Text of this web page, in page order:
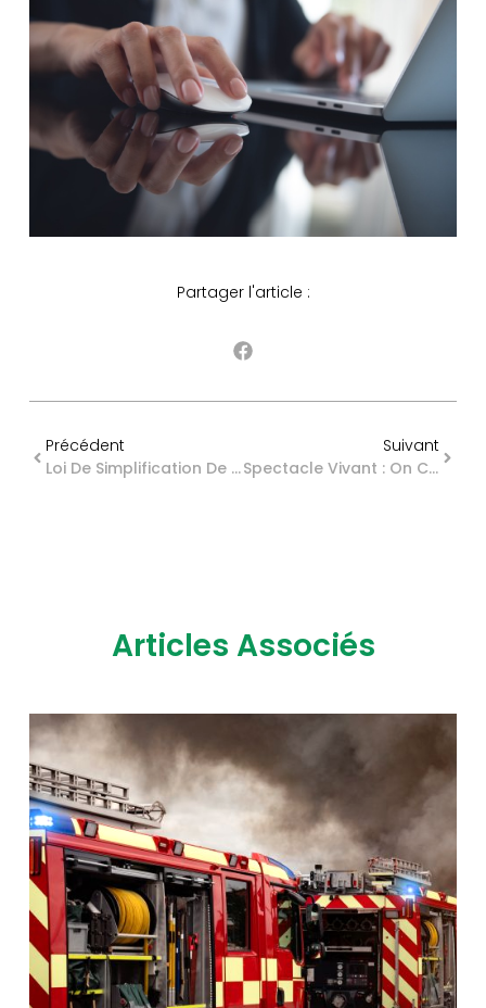
Partager l'article :
Précédent
Loi De Simplification De L’urbanisme : Du Nouveau Pour La Solarisation Des Parkings !
Suivant
Spectacle Vivant : On Connaît L’organisation Syndicale Représentative
Articles Associés